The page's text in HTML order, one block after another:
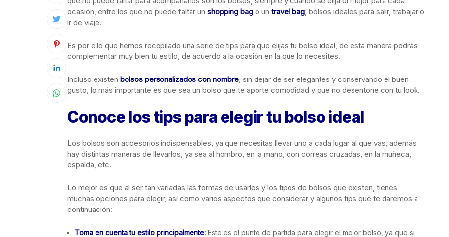
ocasión, entre los que no puede faltar un shopping bag o un travel bag, bolsos ideales para salir, trabajar o
ir de viaje.
Es por ello que hemos recopilado una serie de tips para que elijas tu bolso ideal, de esta manera podrás
complementar muy bien tu estilo, de acuerdo a la ocasión en la que lo necesites.
Incluso existen bolsos personalizados con nombre, sin dejar de ser elegantes y conservando el buen
gusto, lo más importante es que sea un bolso que te aporte comodidad y que no desentone con tu look.
Conoce los tips para elegir tu bolso ideal
Los bolsos son accesorios indispensables, ya que necesitas llevar uno a cada lugar al que vas, además
hay distintas maneras de llevarlos, ya sea al hombro, en la mano, con correas cruzadas, en la muñeca,
espalda, etc.
Lo mejor es que al ser tan variadas las formas de usarlos y los tipos de bolsos que existen, tienes
muchas opciones para elegir, así como varios aspectos que considerar y algunos tips que te daremos a
continuación:
Toma en cuenta tu estilo principalmente: Este es el punto de partida para elegir el mejor bolso, ya que si